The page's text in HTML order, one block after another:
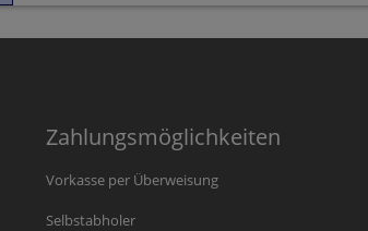
Zahlungsmöglichkeiten
Vorkasse per Überweisung
Selbstabholer